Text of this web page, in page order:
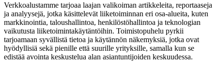
Verkkoalustamme tarjoaa laajan valikoiman artikkeleita, reportaaseja
ja analyysejä, jotka käsittelevät liiketoiminnan eri osa-alueita, kuten
markkinointia, taloushallintoa, henkilöstöhallintoa ja teknologian
vaikutusta liiketoimintakäytäntöihin. Toimistopuhelu pyrkii
tarjoamaan syvällistä tietoa ja käytännön näkemyksiä, jotka ovat
hyödyllisiä sekä pienille että suurille yrityksille, samalla kun se
edistää avointa keskustelua alan asiantuntijoiden keskuudessa.